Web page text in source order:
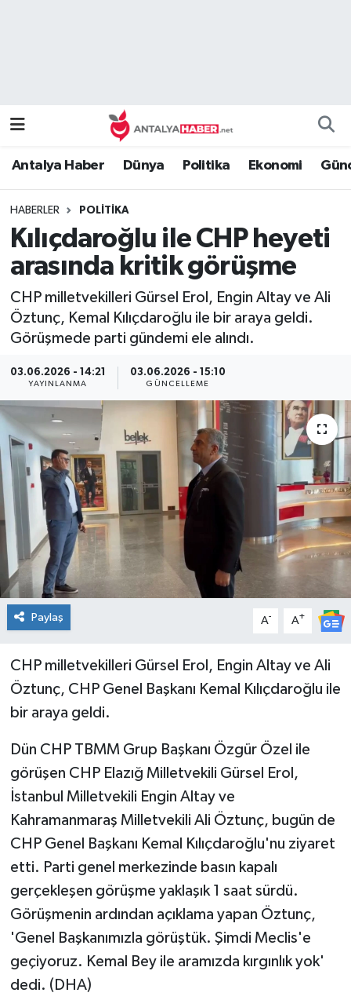
Antalya Haber Dünya Politika Ekonomi
HABERLER POLITIKA
Kılıçdaroğlu ile CHP heyeti
arasında kritik görüşme
CHP milletvekilleri Gürsel Erol, Engin Altay ve Ali
Öztunç, Kemal Kılıçdaroğlu ile bir araya geldi.
Görüşmede parti gündemi ele alındı.
03.06.2026 - 14:21
YAYINLANMA
03.06.2026 - 15:10
GÜNCELLEME
Paylaş A- A+
CHP milletvekilleri Gürsel Erol, Engin Altay ve Ali
Öztunç, CHP Genel Başkanı Kemal Kılıçdaroğlu ile
bir araya geldi.
Dün CHP TBMM Grup Başkanı Özgür Özel ile
görüşen CHP Elazığ Milletvekili Gürsel Erol,
İstanbul Milletvekili Engin Altay ve
Kahramanmaraş Milletvekili Ali Öztunç, bugün de
CHP Genel Başkanı Kemal Kılıçdaroğlu'nu ziyaret
etti. Parti genel merkezinde basın kapalı
gerçekleşen görüşme yaklaşık 1 saat sürdü.
Görüşmenin ardından açıklama yapan Öztunç,
'Genel Başkanımızla görüştük. Şimdi Meclis'e
geçiyoruz. Kemal Bey ile aramızda kırgınlık yok'
dedi. (DHA)
Genel
Güncel
Güvenlik
Kültür Sanat
Magazin
Medya
Politika
Sağlık
Spor
Turizm
Yaşam
Namaz Vakitleri
Tüm Manşetler
Son Dakika Haberleri
Haber Arşivi